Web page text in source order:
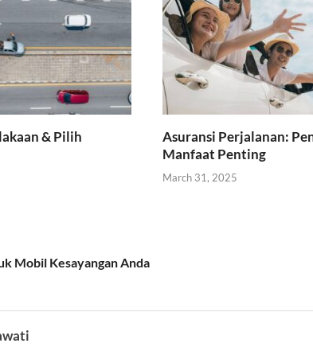
& Pilih
Asuransi Perjalanan:
Manfaat Penting
March 31, 2025
Mobil Kesayangan Anda